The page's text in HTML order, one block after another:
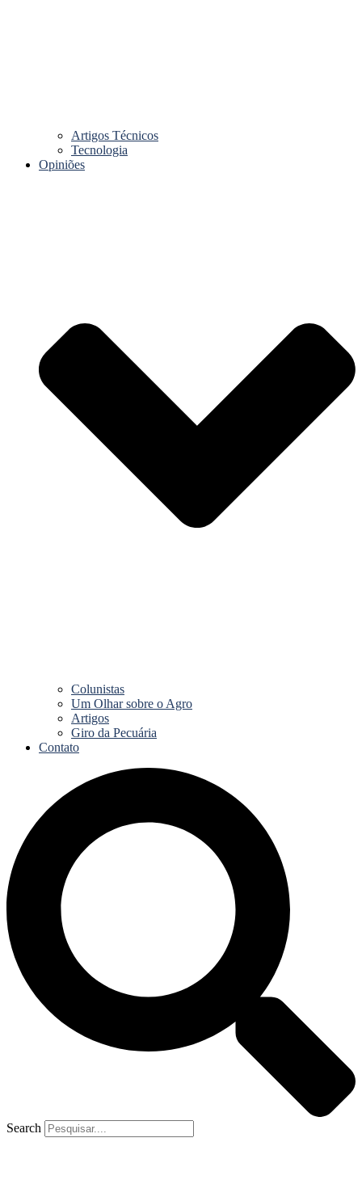
Artigos Técnicos
Tecnologia
Opiniões
Colunistas
Um Olhar sobre o Agro
Artigos
Giro da Pecuária
Contato
Search